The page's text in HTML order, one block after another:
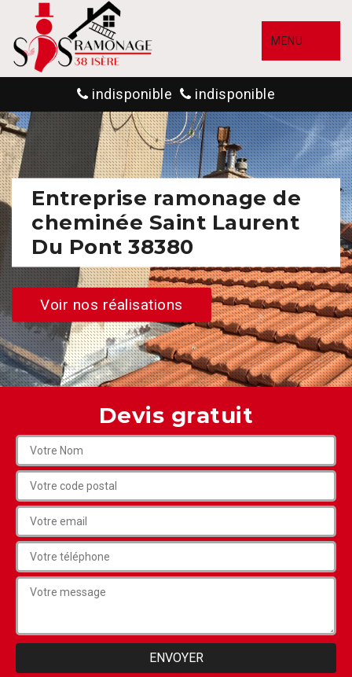
MENU
indisponible indisponible
Entreprise ramonage de
cheminée Saint Laurent
Du Pont 38380
Voir nos réalisations
Devis gratuit